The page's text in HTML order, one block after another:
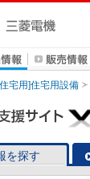
宅用]住宅用設備
を探す